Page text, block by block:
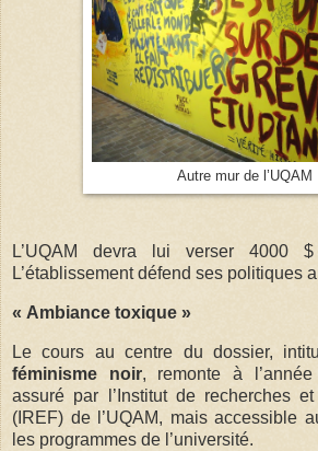
Autre mur de l’UQAM
L’UQAM devra lui verser 4000 $
L’établissement défend ses politiques
« Ambiance toxique »
Le cours au centre du dossier,
féminisme noir, remonte à
assuré par l’Institut de recherches et
(IREF) de l’UQAM, mais accessible
les programmes de l’université.